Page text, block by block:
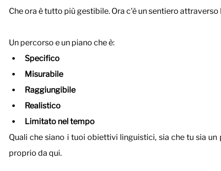
Che ora è tutto più gestibile. Ora c'è un sentiero attraverso
Un percorso e un piano che è:
Specifico
Misurabile
Raggiungibile
Realistico
Limitato nel tempo
Quali che siano i tuoi obiettivi linguistici, sia che tu sia
proprio da qui.